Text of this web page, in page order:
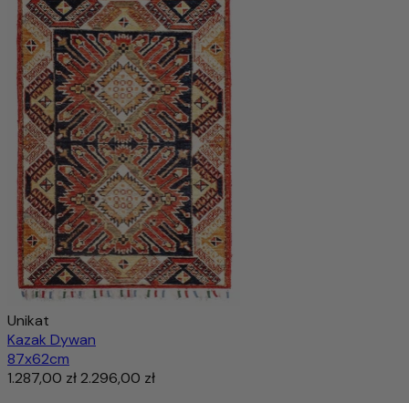
Unikat
Kazak Dywan
87x62cm
1.287,00 zł2.296,00 zł